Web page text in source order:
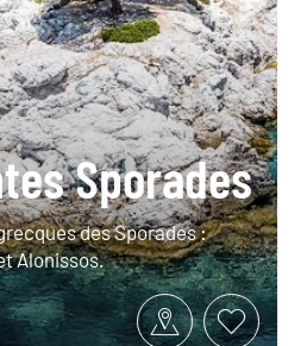
Sporades
des Sporades :
Alonissos.